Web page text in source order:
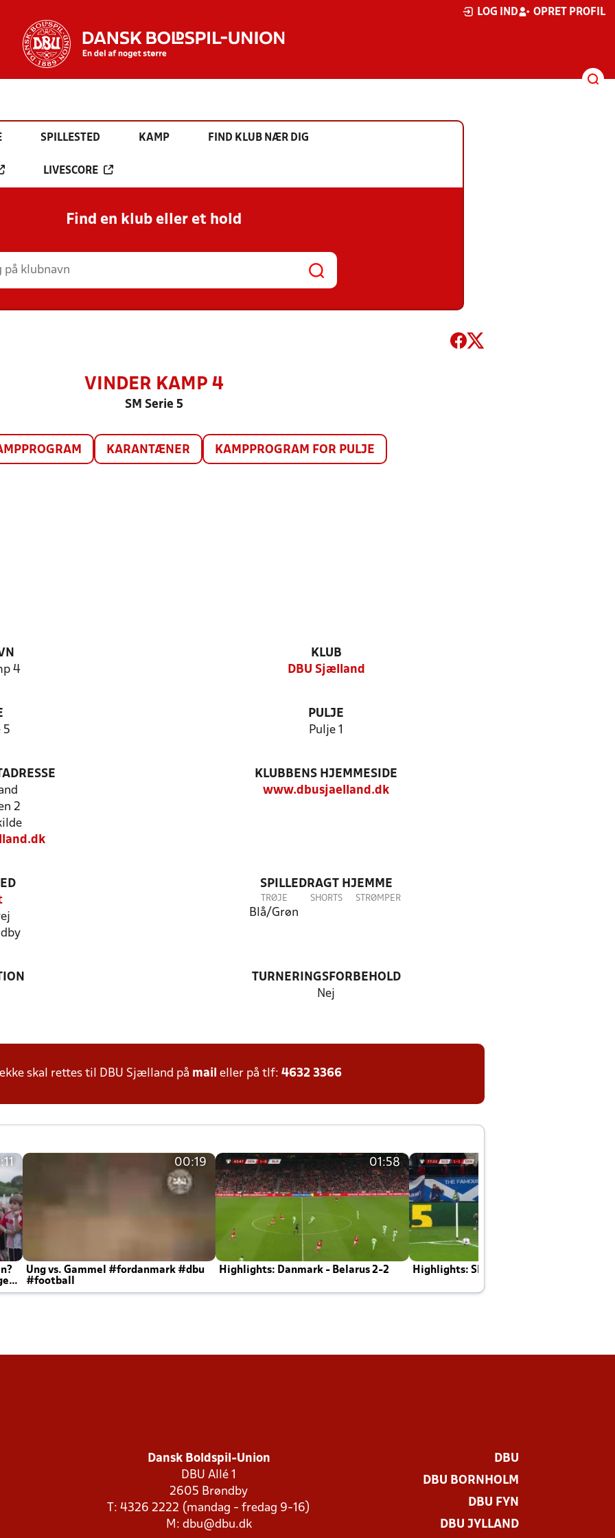
LOG IND OPRET PROFIL
SPILLESTED KAMP FIND KLUB NÆR DIG
LIVESCORE
Find en klub eller et hold
VINDER KAMP 4
SM Serie 5
KARANTÆNER KAMPPROGRAM FOR PULJE
4
KLUB
DBU Sjælland
5
PULJE
Pulje 1
2
KLUBBENS HJEMMESIDE
www.dbusjaelland.dk
SPILLEDRAGT HJEMME
TRØJE
Blå/Grøn
SHORTS STRØMPER
TURNERINGSFORBEHOLD
Nej
skal rettes til DBU Sjælland på mail eller på tlf: 4632 3366
00:19
Ung vs. Gammel #fordanmark #dbu
#football
01:58
Highlights: Danmark - Belarus 2-2 Highlights: Skotland - Danmark 4-2
Dansk Boldspil-Union
DBU Allé 1
2605 Brøndby
T: 4326 2222 (mandag - fredag 9-16)
M: dbu@dbu.dk
DBU
DBU BORNHOLM
DBU FYN
DBU JYLLAND